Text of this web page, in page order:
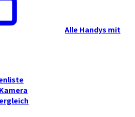
Alle Handys mit